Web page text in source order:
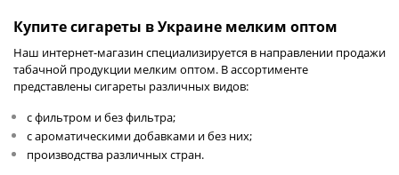
Купите сигареты в Украине мелким оптом
Наш интернет-магазин специализируется в направлении продажи
табачной продукции мелким оптом. В ассортименте
представлены сигареты различных видов:
с фильтром и без фильтра;
с ароматическими добавками и без них;
производства различных стран.